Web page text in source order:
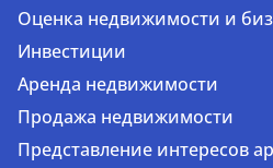
Оценка недвижимости и
Инвестиции
Аренда недвижимости
Продажа недвижимости
Представление интересов